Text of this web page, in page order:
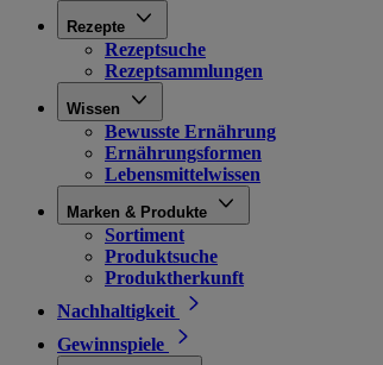
Rezepte
Rezeptsuche
Rezeptsammlungen
Wissen
Bewusste Ernährung
Ernährungsformen
Lebensmittelwissen
Marken & Produkte
Sortiment
Produktsuche
Produktherkunft
Nachhaltigkeit
Gewinnspiele